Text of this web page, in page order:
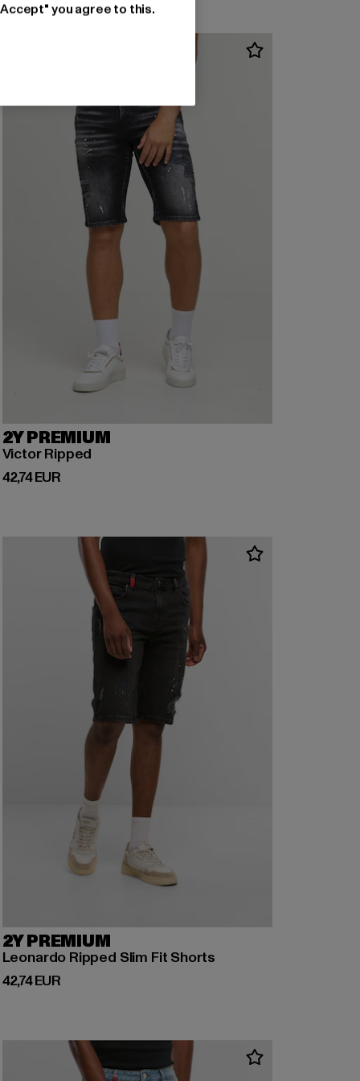
2Y PREMIUM
Victor Ripped
42,74 EUR
Prix courant: 42,74 EUR
2Y PREMIUM
Leonardo Ripped Slim Fit Shorts
42,74 EUR
Prix courant: 42,74 EUR
you agree to this.